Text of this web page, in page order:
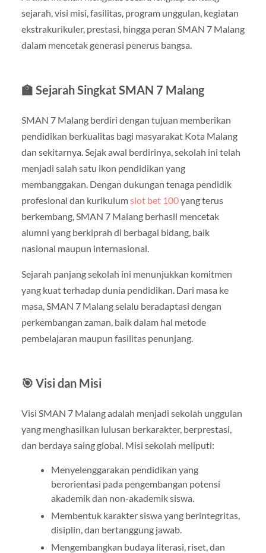
sejarah, visi misi, fasilitas, program unggulan, kegiatan
ekstrakurikuler, prestasi, hingga peran SMAN 7 Malang
dalam mencetak generasi penerus bangsa.
🏫 Sejarah Singkat SMAN 7 Malang
SMAN 7 Malang berdiri dengan tujuan memberikan
pendidikan berkualitas bagi masyarakat Kota Malang
dan sekitarnya. Sejak awal berdirinya, sekolah ini telah
menjadi salah satu ikon pendidikan yang
membanggakan. Dengan dukungan tenaga pendidik
profesional dan kurikulumslot bet 100yang terus
berkembang, SMAN 7 Malang berhasil mencetak
alumni yang berkiprah di berbagai bidang, baik
nasional maupun internasional.
Sejarah panjang sekolah ini menunjukkan komitmen
yang kuat terhadap dunia pendidikan. Dari masa ke
masa, SMAN 7 Malang selalu beradaptasi dengan
perkembangan zaman, baik dalam hal metode
pembelajaran maupun fasilitas penunjang.
🎯 Visi dan Misi
Visi SMAN 7 Malang adalah menjadi sekolah unggulan
yang menghasilkan lulusan berkarakter, berprestasi,
dan berdaya saing global. Misi sekolah meliputi:
Menyelenggarakan pendidikan yang
berorientasi pada pengembangan potensi
akademik dan non-akademik siswa.
Membentuk karakter siswa yang berintegritas,
disiplin, dan bertanggung jawab.
Mengembangkan budaya literasi, riset, dan